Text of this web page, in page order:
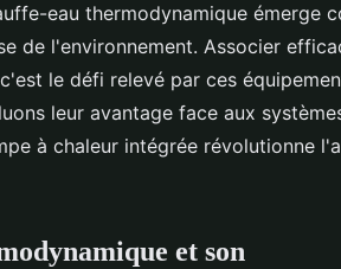
eau thermodynamique émerge
de l'environnement. Associer
le défi relevé par ces
leur avantage face aux
à chaleur intégrée révolutionne
et son